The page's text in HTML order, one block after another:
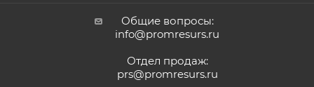
Общие вопросы:
info@promresurs.ru
Отдел продаж:
prs@promresurs.ru